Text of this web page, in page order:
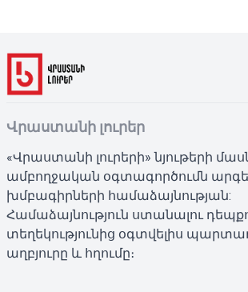
Վրաստանի լուրեր
«Վրաստանի լուրերի» նյութերի
ամբողջական օգտագործումն
խմբագիրների համաձայնության:
Համաձայնություն ստանալու
տեղեկությունից օգտվելիս
աղբյուրը և հղումը։